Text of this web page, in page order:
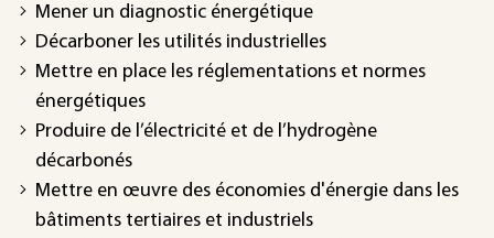
Mener un diagnostic énergétique
Décarboner les utilités industrielles
Mettre en place les réglementations et normes
énergétiques
Produire de l’électricité et de l’hydrogène
décarbonés
Mettre en œuvre des économies d'énergie dans les
bâtiments tertiaires et industriels